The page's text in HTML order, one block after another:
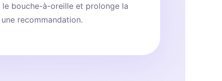
bouche-à-oreille et prolonge la
recommandation.